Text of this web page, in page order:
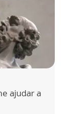
ajudar a